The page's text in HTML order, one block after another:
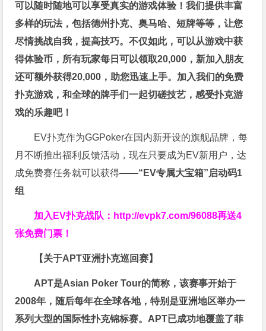
可以随时随地可以享受真实的游戏体验！我们提供丰富
多样的玩法，包括德州扑克、奥马哈、短牌等等，让您
尽情挑战自我，提高技巧。不仅如此，可以从游戏中获
得体验币，所有玩家每日可以领取20,000，新加入朋友
还可额外获得20,000，助您迅速上手。 加入我们的免费
扑克游戏，和全球的牌手们一起切磋技艺，感受扑克游
戏的乐趣吧！
EV扑克作为GGPoker在国内新开设的旗舰品牌，每
月不断推出福利反馈活动，现在只要成为EV新用户，达
成免费赛任务就可以获得——“EV专属大宝箱”启动码1
组
加入EV扑克战队： http://evpk7.com/96088再送4
张免费门票！
【关于APT亚洲扑克巡回赛】
APT是Asian Poker Tour的简称，该赛事开始于
2008年，随后每年在全球各地，特别是亚洲地区举办一
系列大型的国际性扑克锦标赛。APT已成功地覆盖了菲